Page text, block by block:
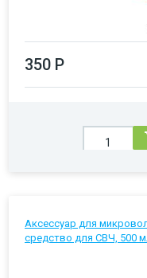
350 Р
Аксессуар для
средство для СВЧ, 500